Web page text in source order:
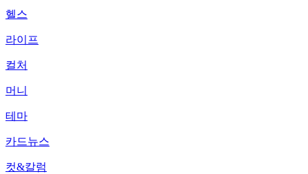
헬스
라이프
컬처
머니
테마
카드뉴스
컷&칼럼